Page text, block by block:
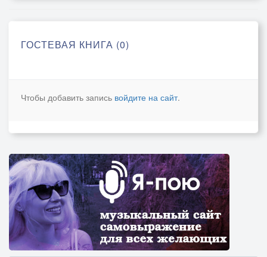
ГОСТЕВАЯ КНИГА (0)
Чтобы добавить запись войдите на сайт.